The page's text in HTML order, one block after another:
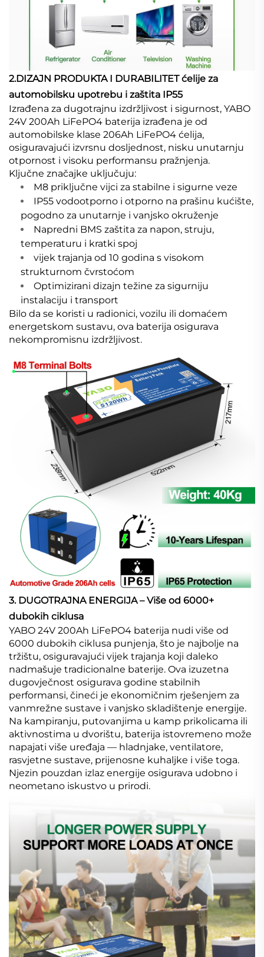
2.DIZAJN PRODUKTA I DURABILITET ćelije za
automobilsku upotrebu i zaštita IP55
Izrađena za dugotrajnu izdržljivost i sigurnost, YABO
24V 200Ah LiFePO4 baterija izrađena je od
automobilske klase 206Ah LiFePO4 ćelija,
osiguravajući izvrsnu dosljednost, nisku unutarnju
otpornost i visoku performansu pražnjenja.
Ključne značajke uključuju:
M8 priključne vijci za stabilne i sigurne veze
IP55 vodootporno i otporno na prašinu kućište,
pogodno za unutarnje i vanjsko okruženje
Napredni BMS zaštita za napon, struju,
temperaturu i kratki spoj
vijek trajanja od 10 godina s visokom
strukturnom čvrstoćom
Optimizirani dizajn težine za sigurniju
instalaciju i transport
Bilo da se koristi u radionici, vozilu ili domaćem
energetskom sustavu, ova baterija osigurava
nekompromisnu izdržljivost.
3. DUGOTRAJNA ENERGIJA – Više od 6000+
dubokih ciklusa
YABO 24V 200Ah LiFePO4 baterija nudi više od
6000 dubokih ciklusa punjenja, što je najbolje na
tržištu, osiguravajući vijek trajanja koji daleko
nadmašuje tradicionalne baterije. Ova izuzetna
dugovječnost osigurava godine stabilnih
performansi, čineći je ekonomičnim rješenjem za
vanmrežne sustave i vanjsko skladištenje energije.
Na kampiranju, putovanjima u kamp prikolicama ili
aktivnostima u dvorištu, baterija istovremeno može
napajati više uređaja — hladnjake, ventilatore,
rasvjetne sustave, prijenosne kuhaljke i više toga.
Njezin pouzdan izlaz energije osigurava udobno i
neometano iskustvo u prirodi.